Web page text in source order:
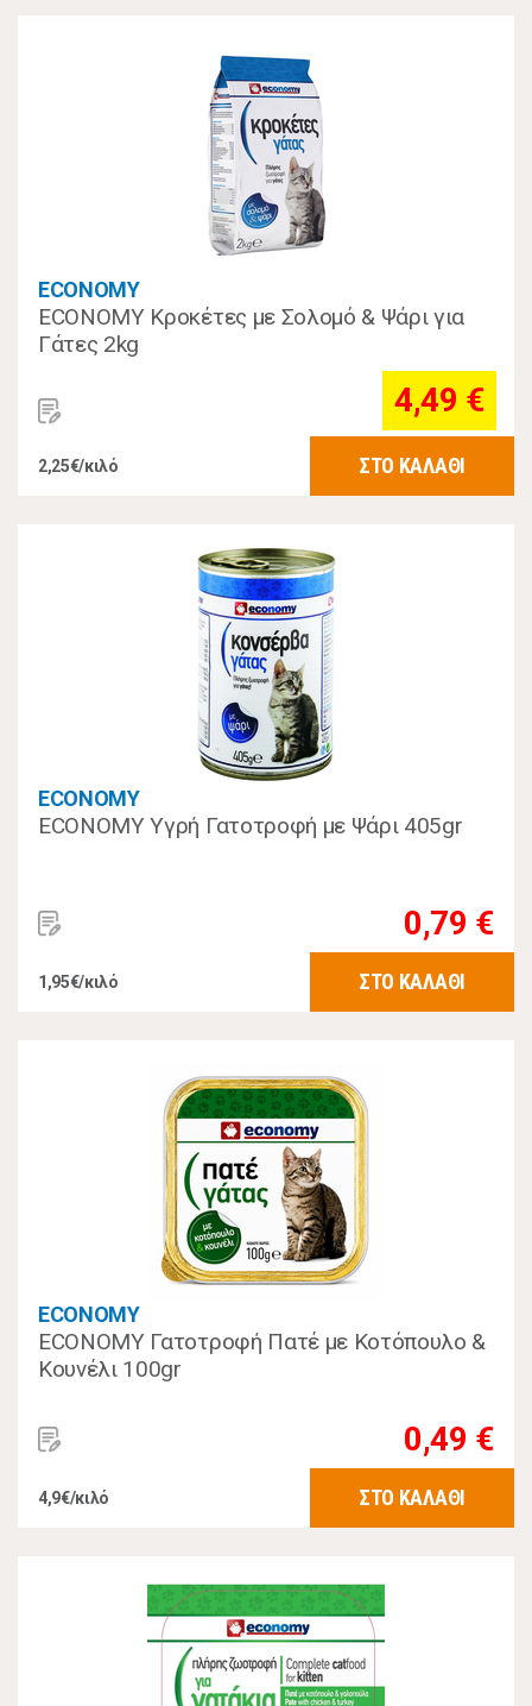
ECONOMY
ECONOMY Κροκέτες με Σολομό & Ψάρι για
Γάτες 2kg
4,49 €
2,25€/κιλό ΣΤΟ ΚΑΛΑΘΙ
ECONOMY
ECONOMY Υγρή Γατοτροφή με Ψάρι 405gr
0,79 €
1,95€/κιλό ΣΤΟ ΚΑΛΑΘΙ
ECONOMY
ECONOMY Γατοτροφή Πατέ με Κοτόπουλο &
Κουνέλι 100gr
0,49 €
4,9€/κιλό ΣΤΟ ΚΑΛΑΘΙ